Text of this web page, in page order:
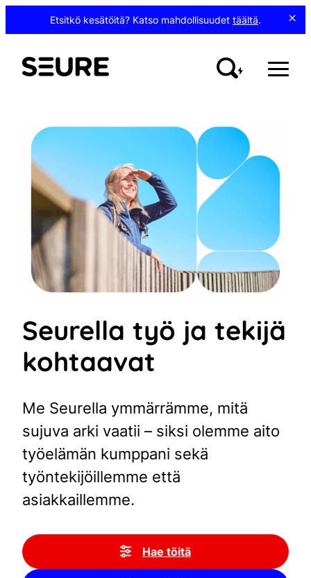
Etsitkö kesätöitä? Katso mahdollisuudet täältä.
Seure
Seurella työ ja tekijä
kohtaavat
Me Seurella ymmärrämme, mitä
sujuva arki vaatii – siksi olemme aito
työelämän kumppani sekä
työntekijöillemme että
asiakkaillemme.
Hae töitä